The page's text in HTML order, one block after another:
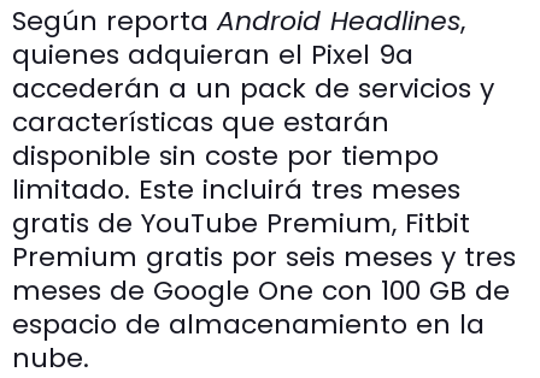
Según reportaAndroid Headlines,
quienes adquieran el Pixel 9a
accederán a un pack de servicios y
características que estarán
disponible sin coste por tiempo
limitado. Este incluirá tres meses
gratis de YouTube Premium, Fitbit
Premium gratis por seis meses y tres
meses de Google One con 100 GB de
espacio de almacenamiento en la
nube.